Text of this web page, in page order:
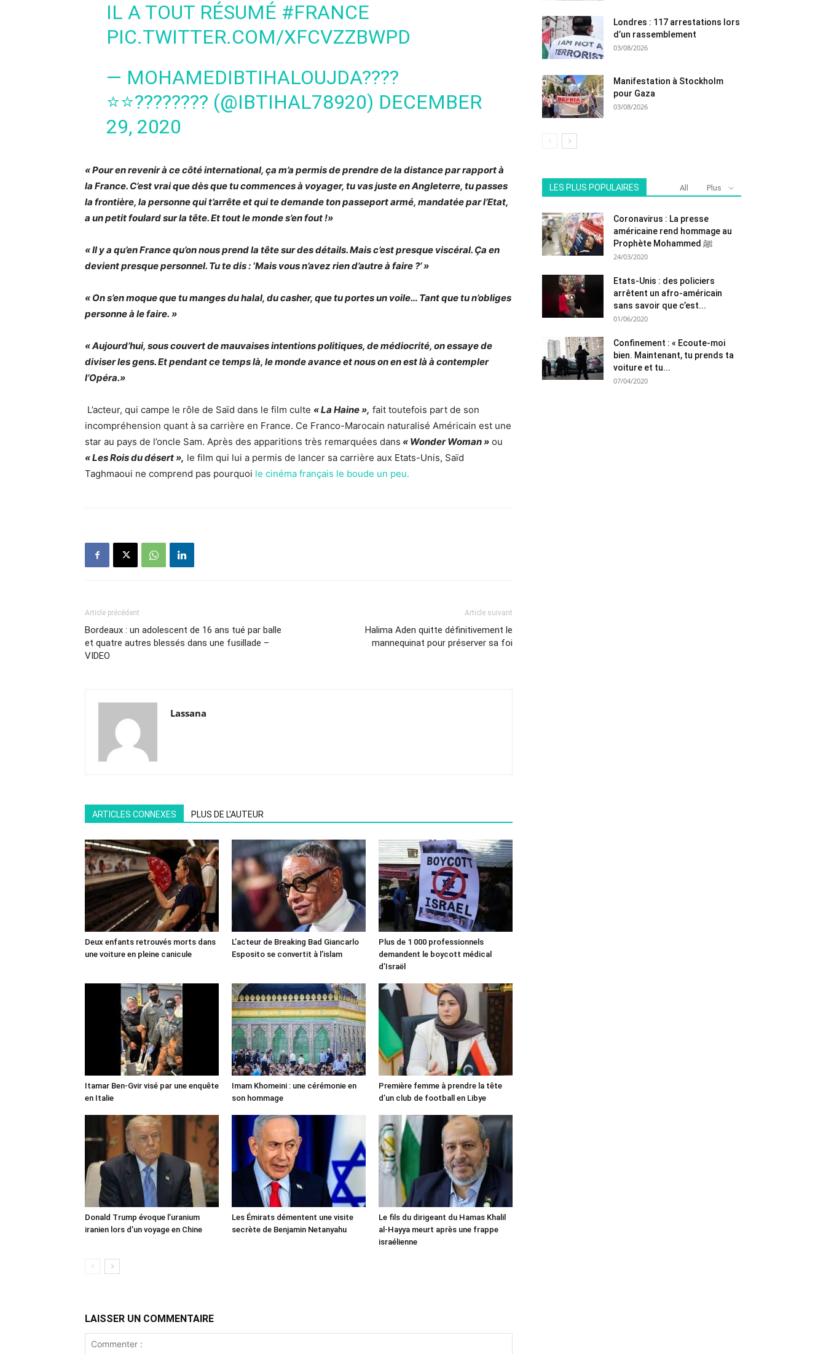
IL A TOUT RÉSUMÉ #FRANCE
PIC.TWITTER.COM/XFCVZZBWPD
— MOHAMEDIBTIHALOUJDA????
⭐️⭐️?????‍?‍?‍? (@IBTIHAL78920) DECEMBER
29, 2020
« Pour en revenir à ce côté international, ça m’a permis de prendre de la distance par rapport à
la France. C’est vrai que dès que tu commences à voyager, tu vas juste en Angleterre, tu passes
la frontière, la personne qui t’arrête et qui te demande ton passeport armé, mandatée par l’Etat,
a un petit foulard sur la tête. Et tout le monde s’en fout !»
« Il y a qu’en France qu’on nous prend la tête sur des détails. Mais c’est presque viscéral. Ça en
devient presque personnel. Tu te dis : ‘Mais vous n’avez rien d’autre à faire ?’ »
« On s’en moque que tu manges du halal, du casher, que tu portes un voile… Tant que tu n’obliges
personne à le faire. »
« Aujourd’hui, sous couvert de mauvaises intentions politiques, de médiocrité, on essaye de
diviser les gens. Et pendant ce temps là, le monde avance et nous on en est là à contempler
l’Opéra.»
L’acteur, qui campe le rôle de Saïd dans le film culte « La Haine », fait toutefois part de son
incompréhension quant à sa carrière en France. Ce Franco-Marocain naturalisé Américain est une
star au pays de l’oncle Sam. Après des apparitions très remarquées dans « Wonder Woman » ou
« Les Rois du désert », le film qui lui a permis de lancer sa carrière aux Etats-Unis, Saïd
Taghmaoui ne comprend pas pourquoi le cinéma français le boude un peu.
Article précédent
Bordeaux : un adolescent de 16 ans tué par balle
et quatre autres blessés dans une fusillade –
VIDEO
Article suivant
Halima Aden quitte définitivement le
mannequinat pour préserver sa foi
Lassana
ARTICLES CONNEXES PLUS DE L'AUTEUR
Deux enfants retrouvés morts dans
une voiture en pleine canicule
L’acteur de Breaking Bad Giancarlo
Esposito se convertit à l’islam
Plus de 1 000 professionnels
demandent le boycott médical
d’Israël
Itamar Ben-Gvir visé par une enquête
en Italie
Imam Khomeini : une cérémonie en
son hommage
Première femme à prendre la tête
d’un club de football en Libye
Donald Trump évoque l’uranium
iranien lors d’un voyage en Chine
Les Émirats démentent une visite
secrète de Benjamin Netanyahu
Le fils du dirigeant du Hamas Khalil
al-Hayya meurt après une frappe
israélienne
LAISSER UN COMMENTAIRE
Londres : 117 arrestations lors
d’un rassemblement
03/08/2026
Manifestation à Stockholm
pour Gaza
03/08/2026
LES PLUS POPULAIRES All Plus
Coronavirus : La presse
américaine rend hommage au
Prophète Mohammed ﷺ
24/03/2020
Etats-Unis : des policiers
arrêtent un afro-américain
sans savoir que c’est...
01/06/2020
Confinement : « Ecoute-moi
bien. Maintenant, tu prends ta
voiture et tu...
07/04/2020